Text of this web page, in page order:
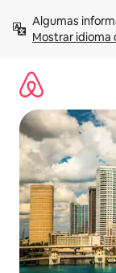
para
Mostrar idioma